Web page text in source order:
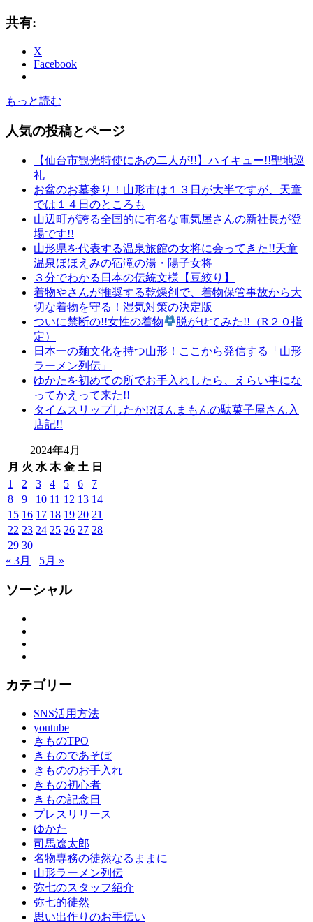
共有:
X
Facebook
もっと読む
人気の投稿とページ
【仙台市観光特使にあの二人が!!】ハイキュー!!聖地巡
礼
お盆のお墓参り！山形市は１３日が大半ですが、天童
では１４日のところも
山辺町が誇る全国的に有名な電気屋さんの新社長が登
場です!!
山形県を代表する温泉旅館の女将に会ってきた!!天童
温泉ほほえみの宿滝の湯・陽子女将
３分でわかる日本の伝統文様【豆絞り】
着物やさんが推奨する乾燥剤で、着物保管事故から大
切な着物を守る！湿気対策の決定版
ついに禁断の!!女性の着物
脱がせてみた!!（R２０指
定）
日本一の麺文化を持つ山形！ここから発信する「山形
ラーメン列伝」
ゆかたを初めての所でお手入れしたら、えらい事にな
ってかえって来た!!
タイムスリップしたか!?ほんまもんの駄菓子屋さん入
店記!!
2024年4月
月 火 水 木 金 土 日
1
2 3 4 5 6
7
8
9 10 11 12 13 14
15 16 17 18 19 20 21
22 23 24 25 26 27 28
29 30
« 3月
5月 »
ソーシャル
カテゴリー
SNS活用方法
youtube
きものTPO
きものであそぼ
きもののお手入れ
きもの初心者
きもの記念日
プレスリリース
ゆかた
司馬遼太郎
名物専務の徒然なるままに
山形ラーメン列伝
弥七のスタッフ紹介
弥七的徒然
思い出作りのお手伝い